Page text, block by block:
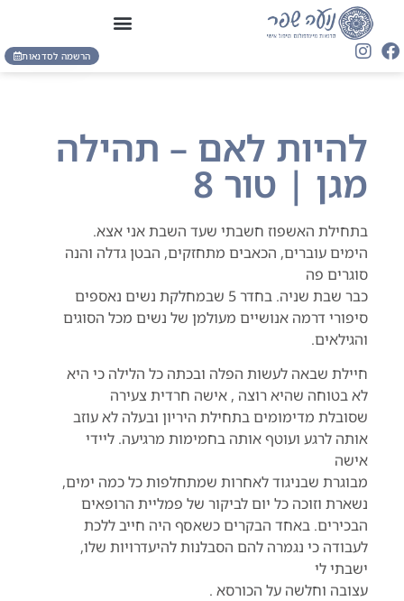
הרשמה לסדנאות
להיות לאם – תהילה
מגן | טור 8
בתחילת האשפוז חשבתי שעד השבת אני אצא.
הימים עוברים, הכאבים מתחזקים, הבטן גדלה והנה
סוגרים פה
כבר שבת שניה. בחדר 5 שבמחלקת נשים נאספים
סיפורי דרמה אנושיים מעולמן של נשים מכל הסוגים
והגילאים.
חיילת שבאה לעשות הפלה ובכתה כל הלילה כי היא
לא בטוחה שהיא רוצה , אישה חרדית צעירה
שסובלת מדימומים בתחילת היריון ובעלה לא עוזב
אותה לרגע ועוטף אותה בחמימות מרגיעה. ליידי
אישה
מבוגרת שבניגוד לאחרות שמתחלפות כל כמה ימים,
נשארת וזוכה כל יום לביקור של פמליית הרופאים
הבכירים. באחד הבקרים כשאסף היה חייב ללכת
לעבודה כי נגמרה להם הסבלנות להיעדרויות שלו,
ישבתי לי
עצובה וחלשה על הכורסא .